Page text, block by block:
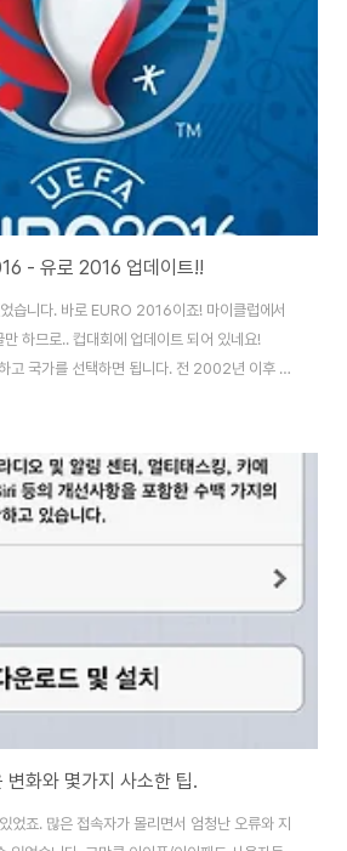
. 돌아왔구나!!!! 참고로 골드 헤드셋용 프리셋이
- 유로 2016 업데이트!!
습니다. 바로 EURO 2016이죠! 마이클럽에서
하므로.. 컵대회에 업데이트 되어 있네요!
고 국가를 선택하면 됩니다. 전 2002년 이후 계
람은 제외되었나 보네요. 2002년에 거의 막내
네요.박지성 보던 느낌이랑 비슷하려나요? ㅎ
다. 이번엔 프랑스군요. ^^ 메뉴도 전부 새롭게
이야 여전하죠. 이젠 밀러, 외질, 괴체.. 등의 선
도 이렇게 이쁘게 바꿔주면 좋겠네요. ㅎㅎ 게임..
화와 몇가지 사소한 팁.
었죠. 많은 접속자가 몰리면서 엄청난 오류와 지